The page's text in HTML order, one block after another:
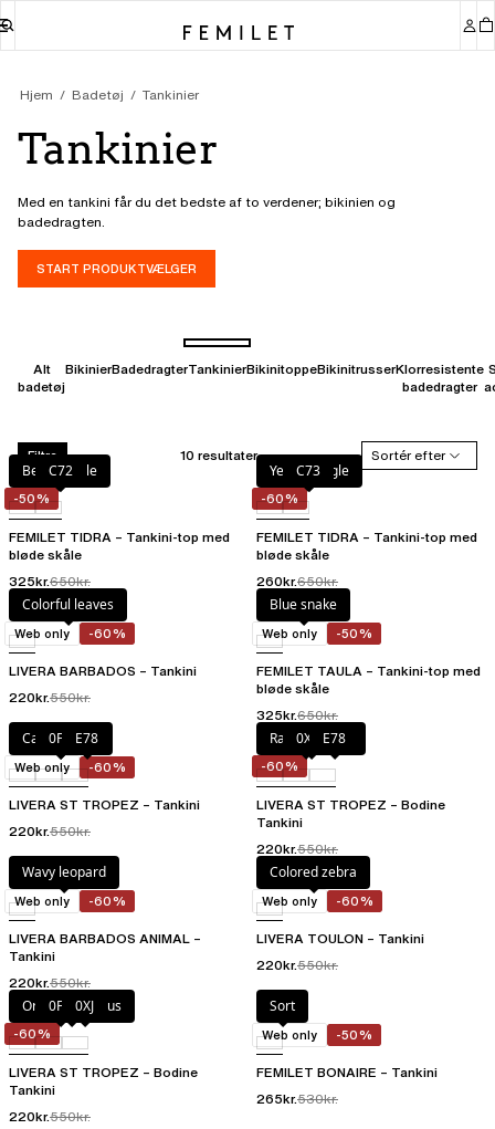
Hjem Badetøj Tankinier
Tankinier
Med en tankini får du det bedste af to verdener; bikinien og
badedragten.
START PRODUKTVÆLGER
Alt
badetøj
BikinierBadedragterTankinierBikinitoppeBikinitrusserKlorresistente
badedragter
Filtre 10 resultater
Sortér efter
Berry Jungle
C72
FEMILET TIDRA – Tankini-top med
bløde skåle
325kr.650kr.
-50%
Yellow Jungle
C73
FEMILET TIDRA – Tankini-top med
bløde skåle
260kr.650kr.
-60%
Colorful leaves
LIVERA BARBADOS – Tankini
220kr.550kr.
Web only -60%
Blue snake
FEMILET TAULA – Tankini-top med
bløde skåle
325kr.650kr.
Web only -50%
Candy Apple
0FB E78
LIVERA ST TROPEZ – Tankini
220kr.550kr.
Web only -60%
Racing Green
0XJ E78
LIVERA ST TROPEZ – Bodine
Tankini
220kr.550kr.
-60%
Wavy leopard
LIVERA BARBADOS ANIMAL –
Tankini
220kr.550kr.
Web only -60%
Colored zebra
LIVERA TOULON – Tankini
220kr.550kr.
Web only -60%
Orange hibiscus
0FB 0XJ
LIVERA ST TROPEZ – Bodine
Tankini
220kr.550kr.
-60%
Sort
FEMILET BONAIRE – Tankini
265kr.530kr.
Web only -50%